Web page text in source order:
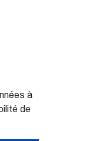
à
de